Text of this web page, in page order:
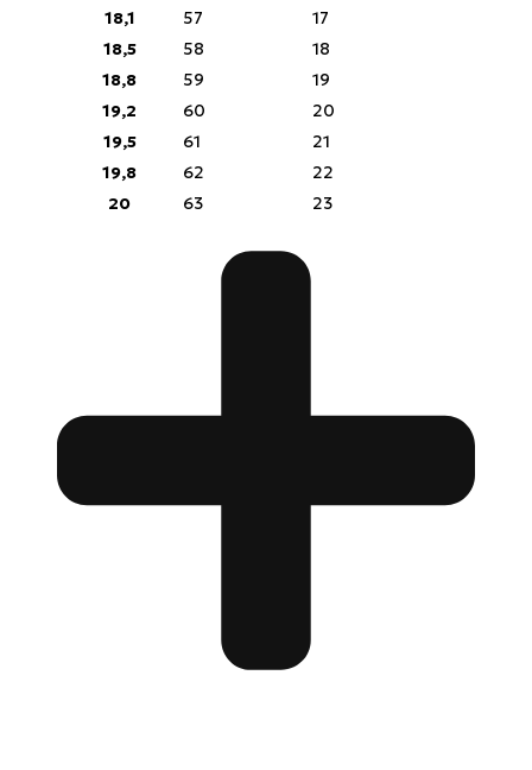
18,1
57
17
18,5
58
18
18,8
59
19
19,2
60
20
19,5
61
21
19,8
62
22
20
63 23